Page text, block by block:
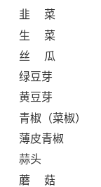
韭 菜
生 菜
丝 瓜
绿豆芽
黄豆芽
青椒（菜椒）
薄皮青椒
蒜头
蘑 菇